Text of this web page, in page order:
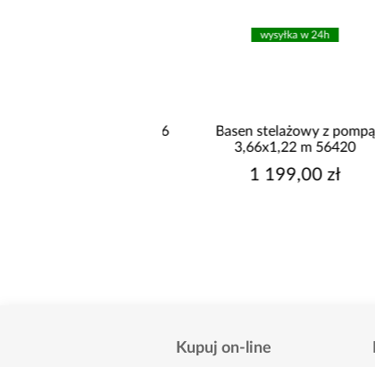
wysyłka w 24h
Basen stelażowy z pompą
3,66x1,22 m 56420
1 199,00 zł
Kupuj on-line